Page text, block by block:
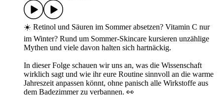
☀️ Retinol und Säuren im Sommer absetzen? Vitamin C nur
im Winter? Rund um Sommer-Skincare kursieren unzählige
Mythen und viele davon halten sich hartnäckig.
In dieser Folge schauen wir uns an, was die Wissenschaft
wirklich sagt und wie ihr eure Routine sinnvoll an die warme
Jahreszeit anpassen könnt, ohne panisch alle Wirkstoffe aus
dem Badezimmer zu verbannen. 👀